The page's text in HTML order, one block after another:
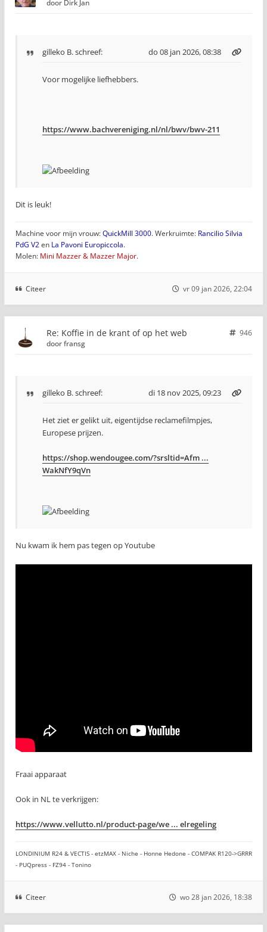
door Dirk Jan
gilleko B.schreef: do 08 jan 2026, 08:38
Voor mogelijke liefhebbers.
https://www.bachvereniging.nl/nl/bwv/bwv-211
Dit is leuk!
Machine voor mijn vrouw:QuickMill 3000. Werkruimte: Rancilio Silvia
PdG V2en La Pavoni Europiccola.
Molen: Mini Mazzer & Mazzer Major.
Citeer vr 09 jan 2026, 22:04
Re: Koffie in de krant of op het web
946
doorfransg
gilleko B.schreef: di 18 nov 2025, 09:23
Het ziet er gelikt uit, eigentijdse reclamefilmpjes,
Europese prijzen.
https://shop.wendougee.com/?srsltid=Afm ...
WakNfY9qVn
Nu kwam ik hem pas tegen op Youtube
Fraai apparaat
Ook in NL te verkrijgen:
https://www.vellutto.nl/product-page/we ... elregeling
LONDINIUM R24 & VECTIS - etzMAX - Niche - Honne Hedone - COMPAK R120->GRRR
- PUQpress - FZ94 - Tonino
Citeer wo 28 jan 2026, 18:38